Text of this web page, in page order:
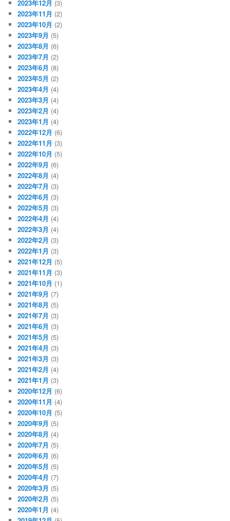
2023年12月 (3)
2023年11月 (2)
2023年10月 (2)
2023年9月 (5)
2023年8月 (6)
2023年7月 (2)
2023年6月 (8)
2023年5月 (2)
2023年4月 (4)
2023年3月 (4)
2023年2月 (4)
2023年1月 (4)
2022年12月 (6)
2022年11月 (3)
2022年10月 (5)
2022年9月 (6)
2022年8月 (4)
2022年7月 (3)
2022年6月 (3)
2022年5月 (3)
2022年4月 (4)
2022年3月 (4)
2022年2月 (3)
2022年1月 (3)
2021年12月 (5)
2021年11月 (3)
2021年10月 (1)
2021年9月 (7)
2021年8月 (5)
2021年7月 (3)
2021年6月 (3)
2021年5月 (5)
2021年4月 (3)
2021年3月 (3)
2021年2月 (4)
2021年1月 (3)
2020年12月 (6)
2020年11月 (4)
2020年10月 (5)
2020年9月 (5)
2020年8月 (4)
2020年7月 (5)
2020年6月 (6)
2020年5月 (5)
2020年4月 (7)
2020年3月 (5)
2020年2月 (5)
2020年1月 (4)